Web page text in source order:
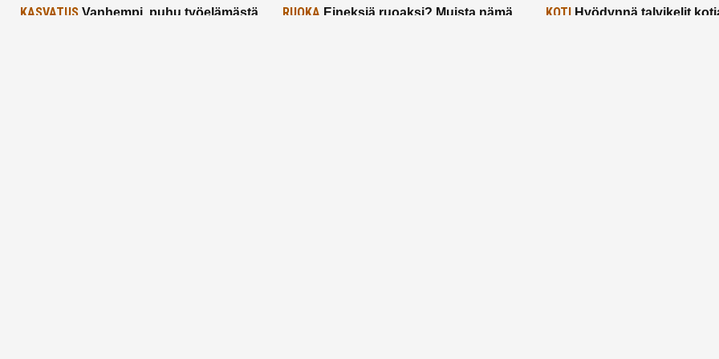
KASVATUS Vanhempi, puhu työelämästä
RUOKA Eineksiä ruoaksi? Muista nämä
KOTIHyödynnä talvikelit